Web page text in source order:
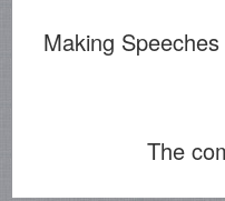
Making
The